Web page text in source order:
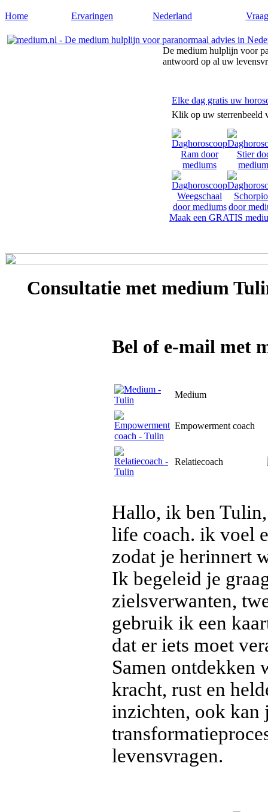
Home Ervaringen Nederland
De medium hulplijn voor
antwoord op al uw
Elke dag gratis uw
Klik op uw sterrenbeeld
Maak een GRATIS
Consultatie met medium
Bel of e-mail met
Medium
Empowerment coach
Relatiecoach
Hallo, ik ben
life coach. ik voel
zodat je herinnert
Ik begeleid je
zielsverwanten,
gebruik ik een
dat er iets moet
Samen ontdekken
kracht, rust en
inzichten, ook
levensvragen.